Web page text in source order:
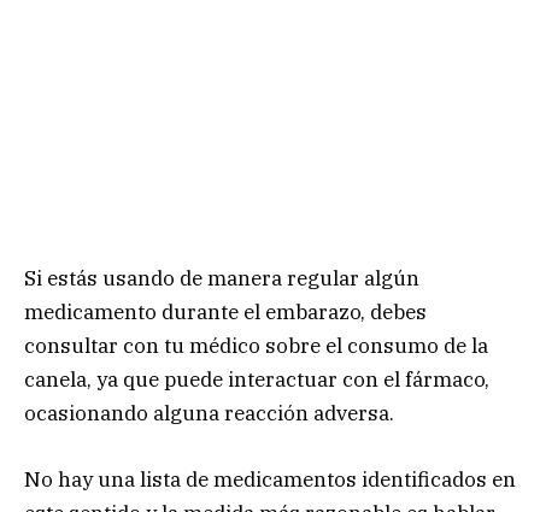
Si estás usando de manera regular algún
medicamento durante el embarazo, debes
consultar con tu médico sobre el consumo de la
canela, ya que puede interactuar con el fármaco,
ocasionando alguna reacción adversa.
No hay una lista de medicamentos identificados en